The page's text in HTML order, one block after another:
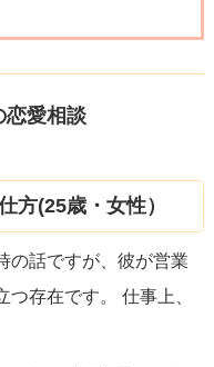
までいくかは分かりま
ないとな…となるかも
ことができれば、今よ
しいですが、できる
恋愛相談
方(25歳・女性）
の話ですが、彼が営業
存在です。 仕事上、